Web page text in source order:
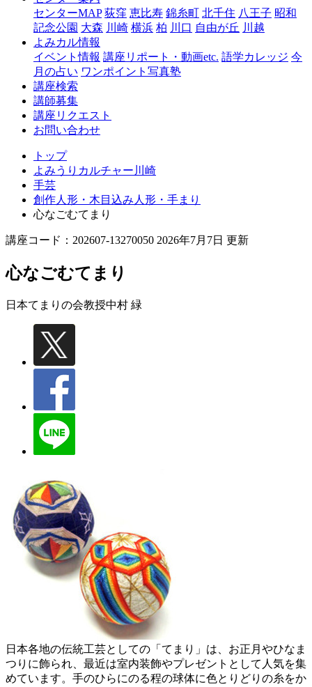
崎
センターMAP 荻窪 恵比寿 錦糸町 北千住 八王子 昭和
記念公園 大森 川崎 横浜 柏 川口 自由が丘 川越
よみカル情報
イベント情報 講座リポート・動画etc. 語学カレッジ 今
月の占い ワンポイント写真塾
講座検索
講師募集
講座リクエスト
お問い合わせ
トップ
よみうりカルチャー川崎
手芸
創作人形・木目込み人形・手まり
心なごむてまり
講座コード：202607-13270050 2026年7月7日 更新
心なごむてまり
日本てまりの会教授中村 緑
日本各地の伝統工芸としての「てまり」は、お正月やひなま
つりに飾られ、最近は室内装飾やプレゼントとして人気を集
めています。手のひらにのる程の球体に色とりどりの糸をか